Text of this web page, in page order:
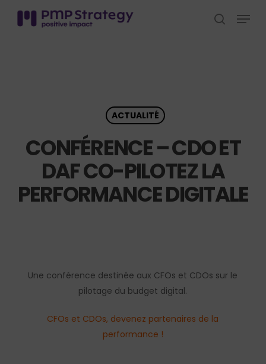
search
Menu
ACTUALITÉ
CONFÉRENCE – CDO ET
DAF CO-PILOTEZ LA
PERFORMANCE DIGITALE
Une conférence destinée aux CFOs et CDOs sur le
pilotage du budget digital.
CFOs et CDOs, devenez partenaires de la
performance !